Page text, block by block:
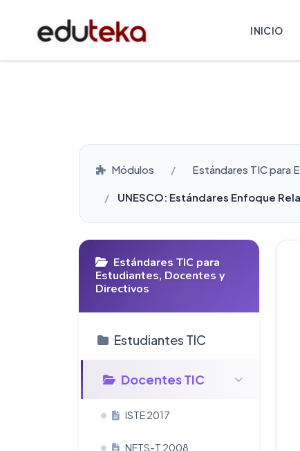
INICIO
Módulos Estándares TIC para
UNESCO: Estándares Enfoque
Estándares TIC para
Estudiantes, Docentes y
Directivos
Estudiantes TIC
Docentes TIC
ISTE 2017
NETS-T 2008